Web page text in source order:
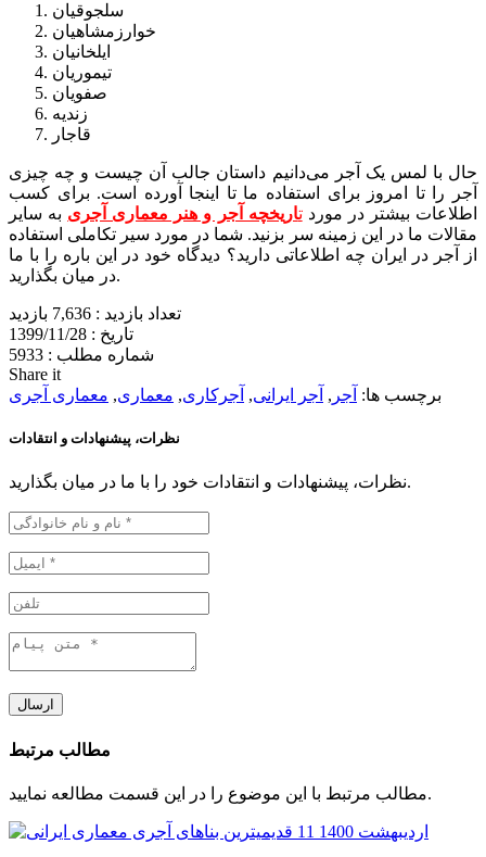
سلجوقیان
خوارزمشاهیان
ایلخانیان
تیموریان
صفویان
زندیه
قاجار
حال با لمس یک آجر می‌دانیم داستان جالب آن چیست و چه چیزی
آجر را تا امروز برای استفاده ما تا اینجا آورده است. برای کسب
اطلاعات بیشتر در موردتاریخچه آجر و هنر معماری آجری به سایر
مقالات ما در این زمینه سر بزنید. شما در مورد سیر تکاملی استفاده
از آجر در ایران چه اطلاعاتی دارید؟ دیدگاه خود در این باره را با ما
در میان بگذارید.
تعداد بازدید :
تاریخ : 1399/11/28
شماره مطلب : 5933
Share it
برچسب ها: آجر , آجر ایرانی, آجرکاری, معماری, معماری آجری
نظرات، پیشنهادات و انتقادات
نظرات، پیشنهادات و انتقادات خود را با ما در میان بگذارید.
ارسال
مطالب مرتبط
مطالب مرتبط با این موضوع را در این قسمت مطالعه نمایید.
11 اردیبهشت 1400